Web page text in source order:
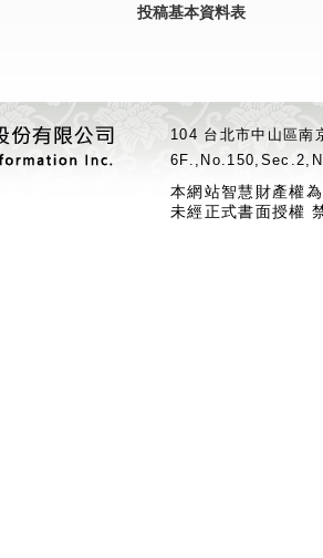
投稿基本資料表
104 台北市中山區
本網站智慧財產權
未經正式書面授權